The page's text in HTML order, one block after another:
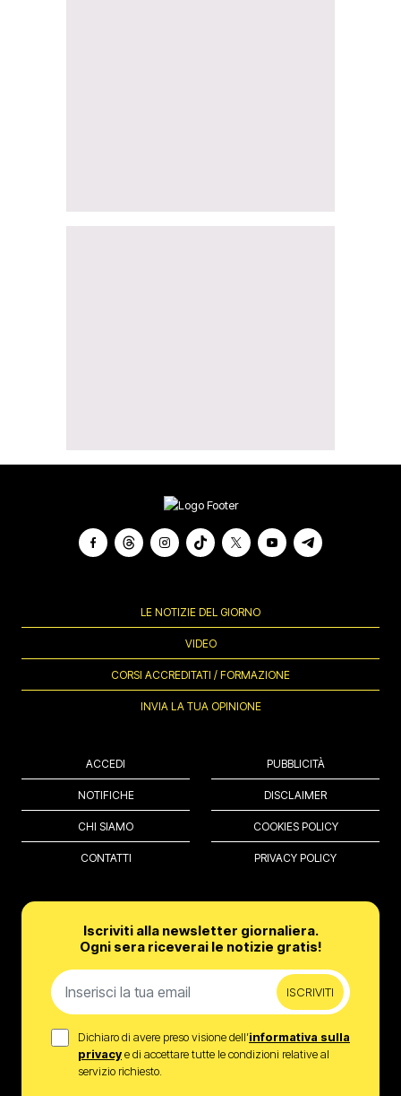
LE NOTIZIE DEL GIORNO
VIDEO
CORSI ACCREDITATI / FORMAZIONE
INVIA LA TUA OPINIONE
ACCEDI
NOTIFICHE
CHI SIAMO
CONTATTI
PUBBLICITÀ
DISCLAIMER
COOKIES POLICY
PRIVACY POLICY
Iscriviti alla newsletter giornaliera.
Ogni sera riceverai le notizie gratis!
ISCRIVITI
Dichiaro di avere preso visione dell’informativa sulla
privacye di accettare tutte le condizioni relative al
servizio richiesto.